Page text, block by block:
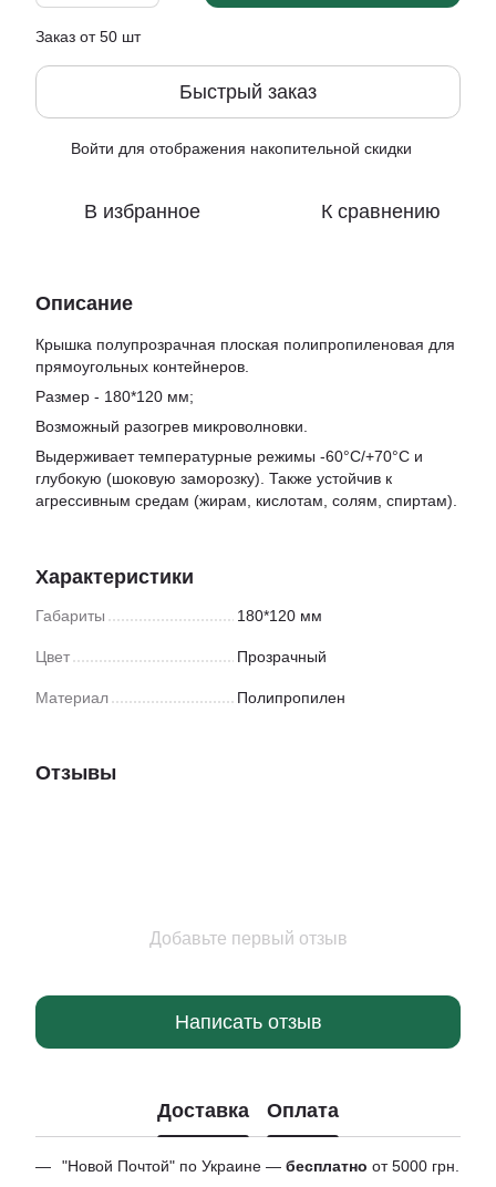
Заказ от 50 шт
Быстрый заказ
Войти для отображения накопительной скидки
В избранное К сравнению
Описание
Крышка полупрозрачная плоская полипропиленовая для
прямоугольных контейнеров.
Размер - 180*120 мм;
Возможный разогрев микроволновки.
Выдерживает температурные режимы -60°C/+70°C и
глубокую (шоковую заморозку). Также устойчив к
агрессивным средам (жирам, кислотам, солям, спиртам).
Характеристики
Габариты 180*120 мм
Цвет Прозрачный
Материал Полипропилен
Отзывы
Добавьте первый отзыв
Написать отзыв
Доставка Оплата
"Новой Почтой" по Украине — бесплатно от 5000 грн.